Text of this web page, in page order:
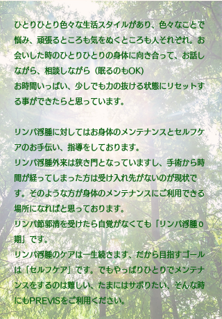
​ひとりひとり色々な生活スタイルがあり、色々なことで
悩み、頑張るところも気をぬくところも人それぞれ。お
会いした時のひとりひとりの身体に向き合って、お話し
ながら、相談しながら（眠るのもOK)
お時間いっぱい、少しでも力の抜ける状態にリセットす
る事ができたらと思っています。
リンパ浮腫に対してはお身体のメンテナンスとセルフケ
アのお手伝い、指導をしております。
​リンパ浮腫外来は狭き門となっていますし、手術から時
間が経ってしまった方は受け入れ先がないのが現状で
す。そのような方が身体のメンテナンスにご利用できる
場所になればと思っております。
リンパ節郭清を受けたら自覚がなくても「リンパ浮腫０
期」です。
​リンパ浮腫のケアは一生続きます、だから目指すゴール
は「セルフケア」です。でもやっぱりひとりでメンテナ
ンスをするのは難しい、たまにはサボりたい、そんな時
にもPREVISをご利用ください。